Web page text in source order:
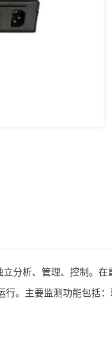
分析、管理、控制。在
。主要监测功能包括：